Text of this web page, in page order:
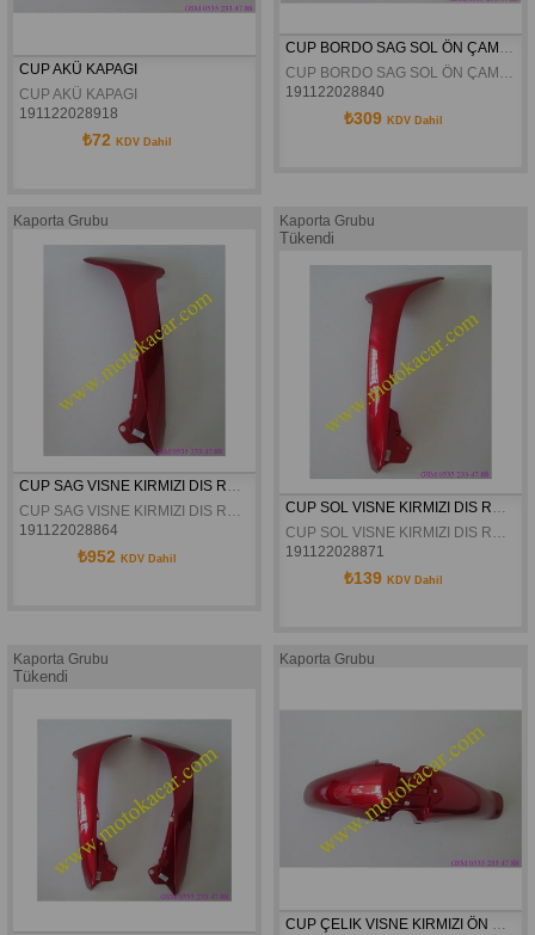
CUP AKÜ KAPAGI
CUP AKÜ KAPAGI
191122028918
₺72 KDV Dahil
CUP BORDO SAG SOL ÖN ÇAMURLUK KULAGI
CUP BORDO SAG SOL ÖN ÇAMURLUK KULAGI
191122028840
₺309 KDV Dahil
Kaporta Grubu
CUP SAG VISNE KIRMIZI DIS RÜZGARLIK
CUP SAG VISNE KIRMIZI DIS RÜZGARLIK
191122028864
₺952 KDV Dahil
Kaporta Grubu
Tükendi
CUP SOL VISNE KIRMIZI DIS RÜZGARLIK
CUP SOL VISNE KIRMIZI DIS RÜZGARLIK
191122028871
₺139 KDV Dahil
Kaporta Grubu
Tükendi
Kaporta Grubu
CUP ÇELIK VISNE KIRMIZI ÖN ÇAMURLUK